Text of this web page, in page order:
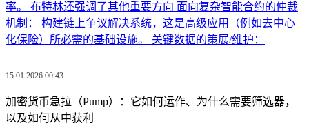
率。 布特林还强调了其他重要方向 面向复杂智能合约的仲裁
机制： 构建链上争议解决系统，这是高级应用（例如去中心
化保险）所必需的基础设施。 关键数据的策展/维护：
15.01.2026 00:43
加密货币急拉（Pump）：它如何运作、为什么需要筛选器，
以及如何从中获利